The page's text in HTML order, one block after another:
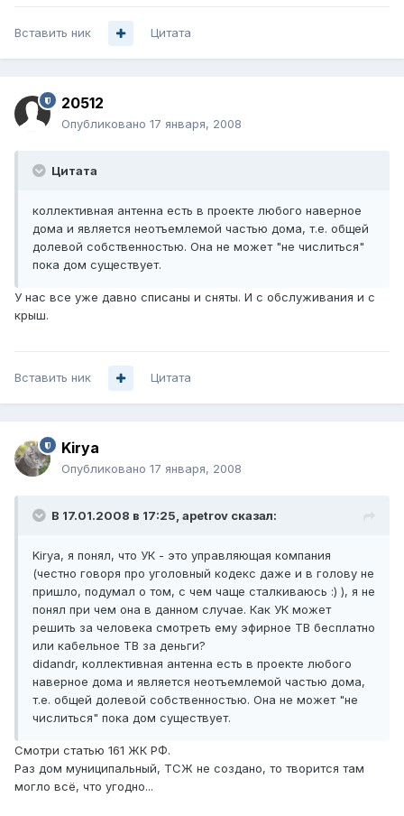
Вставить ник Цитата
20512
Опубликовано 17 января, 2008
Цитата
коллективная антенна есть в проекте любого наверное
дома и является неотъемлемой частью дома, т.е. общей
долевой собственностью. Она не может "не числиться"
пока дом существует.
У нас все уже давно списаны и сняты. И с обслуживания и с
крыш.
Вставить ник Цитата
Kirya
Опубликовано 17 января, 2008
В 17.01.2008 в 17:25, apetrov сказал:
Kirya, я понял, что УК - это управляющая компания
(честно говоря про уголовный кодекс даже и в голову не
пришло, подумал о том, с чем чаще сталкиваюсь :) ), я не
понял при чем она в данном случае. Как УК может
решить за человека смотреть ему эфирное ТВ бесплатно
или кабельное ТВ за деньги?
didandr, коллективная антенна есть в проекте любого
наверное дома и является неотъемлемой частью дома,
т.е. общей долевой собственностью. Она не может "не
числиться" пока дом существует.
Смотри статью 161 ЖК РФ.
Раз дом муниципальный, ТСЖ не создано, то творится там
могло всё, что угодно...